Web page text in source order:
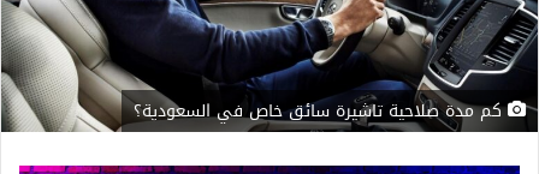
كم مدة صلاحية تاشيرة سائق خاص في السعودية؟